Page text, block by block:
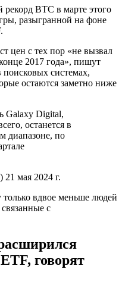
BTC в марте этого
разыгранной на фоне
цен с тех пор «не вызвал
2017 года», пишут
системах,
остаются заметно ниже
Galaxy Digital,
останется в
диапазоне, по
мая 2024 г.
вдвое меньше людей
с
говорят